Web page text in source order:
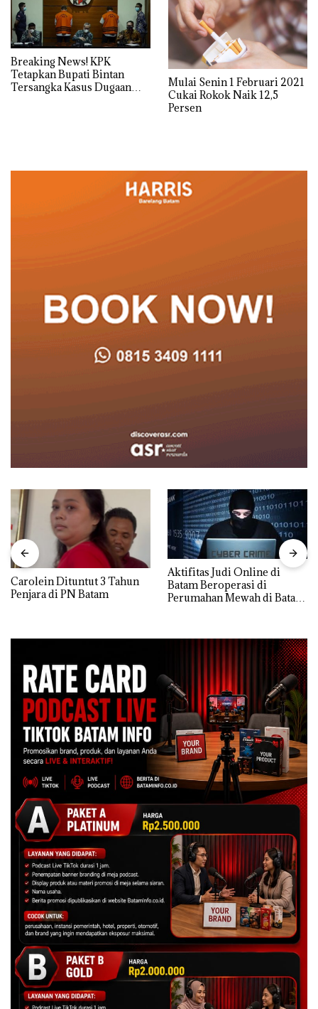
Breaking News! KPK
Tetapkan Bupati Bintan
Tersangka Kasus Dugaan
Mulai Senin 1 Februari 2021
Cukai Rokok Naik 12,5
Persen
Carolein Dituntut 3 Tahun
Penjara di PN Batam
Aktifitas Judi Online di
Batam Beroperasi di
Perumahan Mewah di Batam